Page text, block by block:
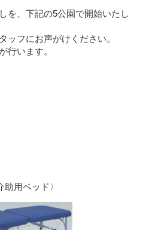
を、下記の5公園で開始いたし
ッフにお声がけください。
行います。
助用ベッド〉